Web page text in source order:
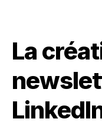
La